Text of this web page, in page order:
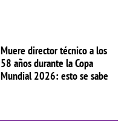
Muere director técnico a los
58 años durante la Copa
Mundial 2026: esto se sabe